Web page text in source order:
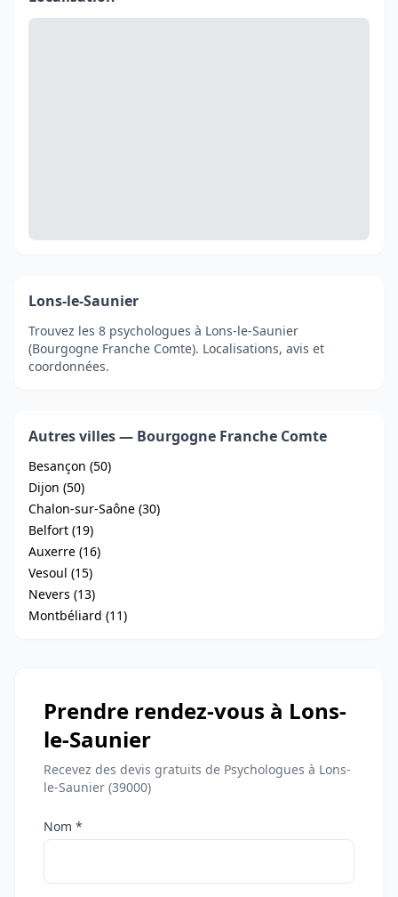
Lons-le-Saunier
Trouvez les 8 psychologues à Lons-le-Saunier
(Bourgogne Franche Comte). Localisations, avis et
coordonnées.
Autres villes — Bourgogne Franche Comte
Besançon (50)
Dijon (50)
Chalon-sur-Saône (30)
Belfort (19)
Auxerre (16)
Vesoul (15)
Nevers (13)
Montbéliard (11)
Prendre rendez-vous à Lons-
le-Saunier
Recevez des devis gratuits de Psychologues à Lons-
le-Saunier (39000)
Nom *